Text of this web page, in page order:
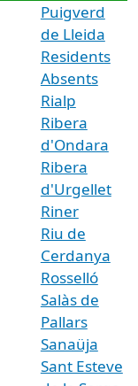
Puigverd
de Lleida
Residents
Absents
Rialp
Ribera
d'Ondara
Ribera
d'Urgellet
Riner
Riu de
Cerdanya
Rosselló
Salàs de
Pallars
Sanaüja
Sant Esteve